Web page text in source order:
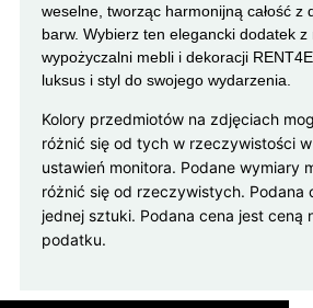
weselne, tworząc harmonijną całość z
barw. Wybierz ten elegancki dodatek z
wypożyczalni mebli i dekoracji
luksus i styl do swojego wydarzenia.
Kolory przedmiotów na zdjęciach
różnić się od tych w rzeczywistości
ustawień monitora. Podane wymiary
różnić się od rzeczywistych. Podana
jednej sztuki. Podana cena jest ceną
podatku.